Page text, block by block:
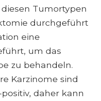
diesen Tumortypen
durchgeführt
eine
um das
zu behandeln.
Karzinome sind
daher kann